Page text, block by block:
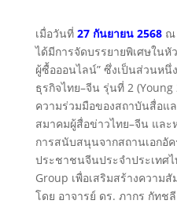
เมื่อวันที่27 กันยายน 2568 ณ
ได้มีการจัดบรรยายพิเศษในหั
ผู้ซื้อออนไลน์” ซึ่งเป็นส่วนห
ธุรกิจไทย–จีน รุ่นที่ 2
ความร่วมมือของสถาบันสื่อแ
สมาคมผู้สื่อข่าวไทย–จีน และ
การสนับสนุนจากสถานเอกอั
ประชาชนจีนประจำประเทศ
Group เพื่อเสริมสร้างความ
โดย อาจารย์ ดร. ภากร กัทชลี